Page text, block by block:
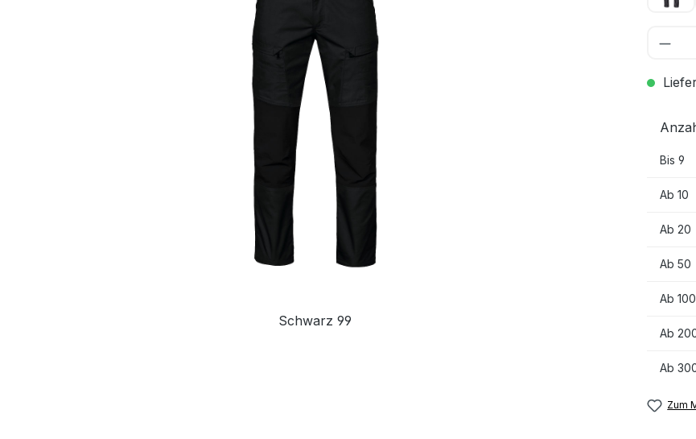
Schwarz 99
Bis 9
Ab 10
Ab 20
Ab 50
Ab 100
Ab
Ab
Zum